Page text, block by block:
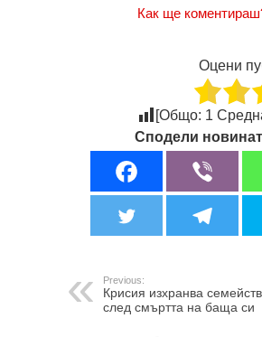
Как ще
Оцени
[Общо: 1
Сподели
Previous:
Крисия изхранва
след смъртта на баща си